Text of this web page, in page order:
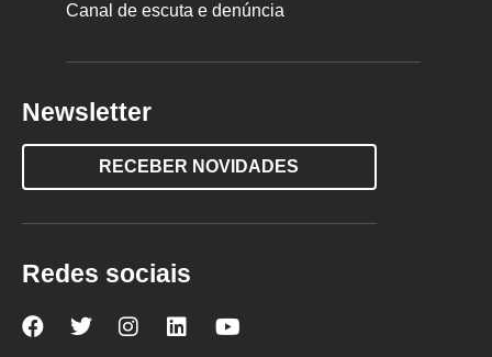
Canal de escuta e denúncia
Newsletter
RECEBER NOVIDADES
Redes sociais
NovaNova Nova Nova